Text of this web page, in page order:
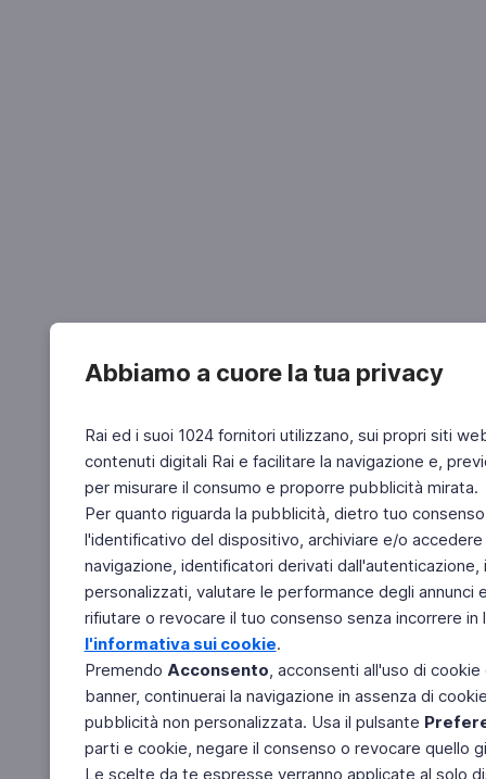
Abbiamo a cuore la tua privacy
Rai ed i suoi 1024 fornitori utilizzano, sui propri siti
contenuti digitali Rai e facilitare la navigazione e,
per misurare il consumo e proporre pubblicità mirata.
Per quanto riguarda la pubblicità, dietro tuo
l'identificativo del dispositivo, archiviare e/o
navigazione, identificatori derivati
personalizzati, valutare le performance degli
rifiutare o revocare il tuo consenso senza incorrere
l'informativa sui cookie.
Premendo Acconsento, acconsenti all'uso di
banner, continuerai la navigazione in assenza di
pubblicità non personalizzata. Usa il pulsante
parti e cookie, negare il consenso o revocare quello
Le scelte da te espresse verranno applicate al solo